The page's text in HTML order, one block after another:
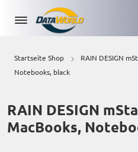
Startseite Shop
RAIN DESIGN
Notebooks, black
RAIN DESIGN
MacBooks,